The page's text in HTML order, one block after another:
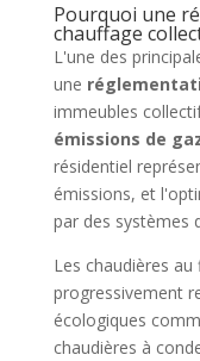
Pourquoi une
chauffage
L'une des
une
immeubles
émissions de
résidentiel
émissions, et
par des systèmes
Les chaudières
progressivement
écologiques
chaudières à